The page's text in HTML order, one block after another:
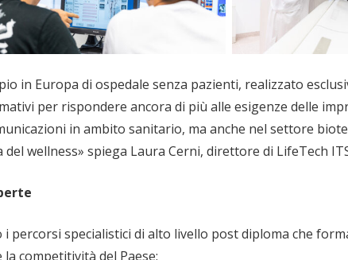
in Europa di ospedale senza pazienti, realizzato
per rispondere ancora di più alle esigenze delle
in ambito sanitario, ma anche nel settore
del wellness» spiega Laura Cerni, direttore di LifeTech
i percorsi specialistici di alto livello post diploma che
la competitività del Paese: